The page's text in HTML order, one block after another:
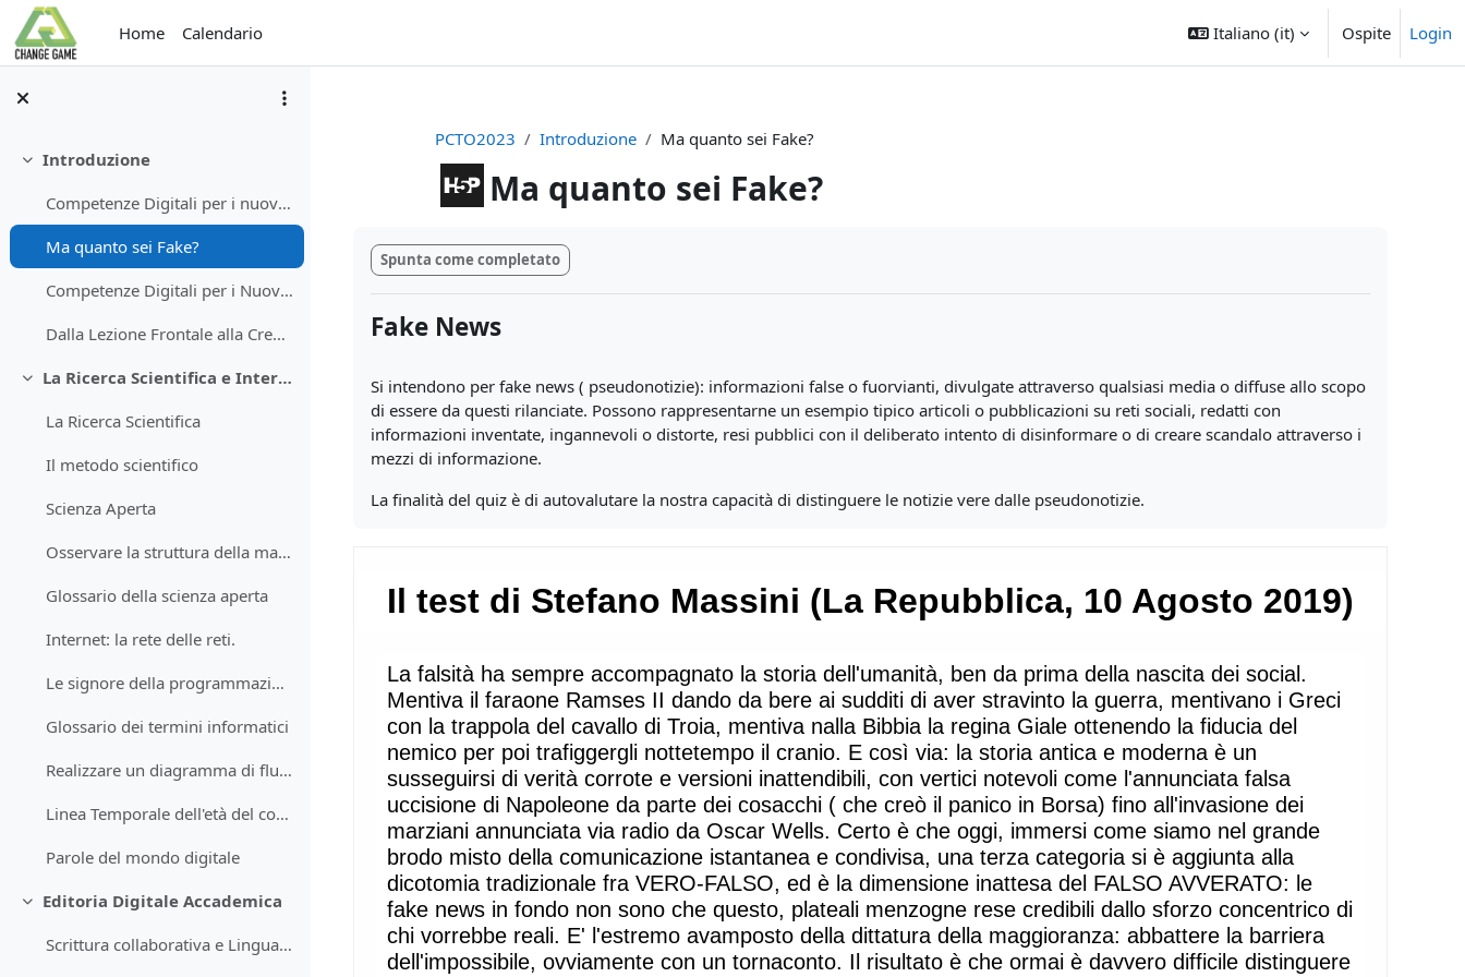
Vai al contenuto principale
Home
Calendario Italiano ‎(it)‎ Ospite Login
Minimizza
Introduzione
Competenze Digitali per i nuovi cittadini della sc...
Ma quanto sei Fake?
Competenze Digitali per i Nuovi Cittadini della Scienza
Dalla Lezione Frontale alla Creazione Collaborativa di Contenuti Didattici Digitali
Minimizza
La Ricerca Scientifica e Internet
La Ricerca Scientifica
Il metodo scientifico
Scienza Aperta
Osservare la struttura della materia
Glossario della scienza aperta
Internet: la rete delle reti.
Le signore della programmazione
Glossario dei termini informatici
Realizzare un diagramma di flusso
Linea Temporale dell'età del computer.
Parole del mondo digitale
Minimizza
Editoria Digitale Accademica
Scrittura collaborativa e Linguaggio di videoscrittura
PCTO2023 Introduzione Ma quanto sei Fake?
Ma quanto sei Fake?
Spunta come completato
Fake News
Si intendono per fake news ( pseudonotizie): informazioni false o fuorvianti, divulgate attraverso qualsiasi media o diffuse allo scopo
di essere da questi rilanciate. Possono rappresentarne un esempio tipico articoli o pubblicazioni su reti sociali, redatti con
informazioni inventate, ingannevoli o distorte, resi pubblici con il deliberato intento di disinformare o di creare scandalo attraverso i
mezzi di informazione.
La finalità del quiz è di autovalutare la nostra capacità di distinguere le notizie vere dalle pseudonotizie.